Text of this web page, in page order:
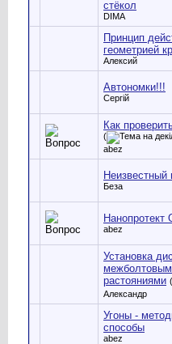
стёкол
DIMA
Принцип
геометрией
Алексий
Автономки!!!
Сергій
Как
(
abez
Неизвестный
Беза
Нанопротект
abez
Установка
растояниями (
Александр
Угоны -
способы
abez